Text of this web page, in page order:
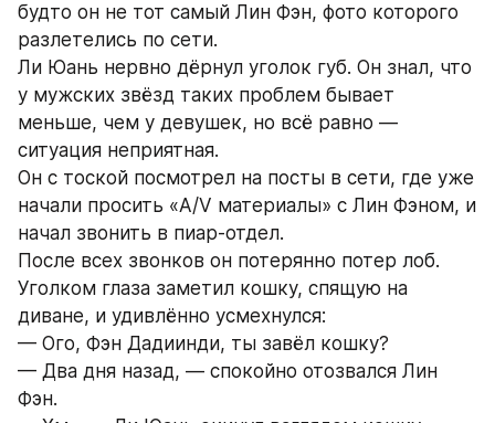
будто он не тот самый Лин Фэн, фото которого
разлетелись по сети.
Ли Юань нервно дёрнул уголок губ. Он знал, что
у мужских звёзд таких проблем бывает
меньше, чем у девушек, но всё равно —
ситуация неприятная.
Он с тоской посмотрел на посты в сети, где уже
начали просить «A/V материалы» с Лин Фэном, и
начал звонить в пиар-отдел.
После всех звонков он потерянно потер лоб.
Уголком глаза заметил кошку, спящую на
диване, и удивлённо усмехнулся:
— Ого, Фэн Дадиинди, ты завёл кошку?
— Два дня назад, — спокойно отозвался Лин
Фэн.